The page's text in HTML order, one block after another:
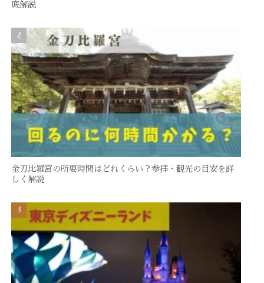
底解説
金刀比羅宮の所要時間はどれくらい？参拝・観光の目安を詳
しく解説